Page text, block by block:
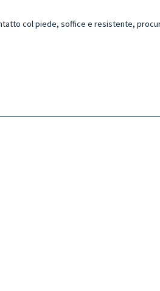
col piede, soffice e resistente,